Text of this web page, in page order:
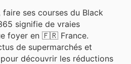
ses courses du Black
signifie de vraies
foyer en 🇫🇷 France.
de supermarchés et
découvrir les réductions